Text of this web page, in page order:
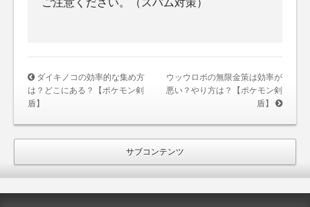
ご注意ください。（スパム対策）
ダイキノコの効率的な集め方
は？どこにある？【ポケモン剣
盾】
ウッウロボの無限金策は効率が
悪い？やり方は？【ポケモン剣
盾】
サブコンテンツ